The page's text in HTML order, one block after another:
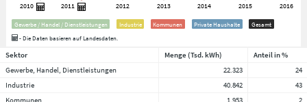
Gewerbe / Handel / Dienstleistungen Industrie Kommunen Private Haushalte
Gesamt
- Die Daten basieren auf Landesdaten.
Sektor Menge (Tsd. kWh)
Anteil in %
Gewerbe, Handel, Dienstleistungen
22.323
24
Industrie
40.842
43
Kommunen
1.953
2